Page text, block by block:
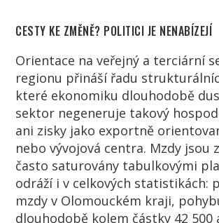
CESTY KE ZMĚNĚ? POLITICI JE NENABÍZEJÍ
Orientace na veřejný a terciární
regionu přináší řadu
které ekonomiku dlouhodobě
sektor negeneruje takový
ani zisky jako exportně
nebo vývojová centra. Mzdy jsou
často saturovány tabulkovými
odráží i v celkových statistikách:
mzdy v Olomouckém kraji,
dlouhodobě kolem částky 42 500